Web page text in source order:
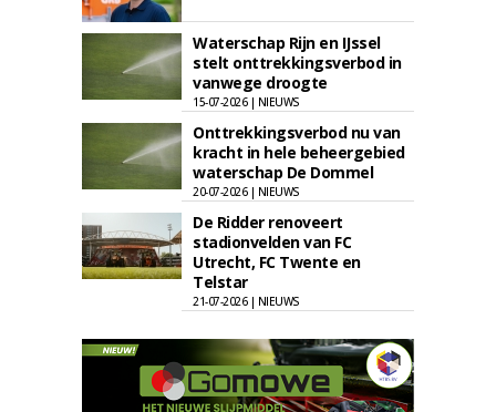
Waterschap Rijn en IJssel
stelt onttrekkingsverbod in
vanwege droogte
15-07-2026 | NIEUWS
Onttrekkingsverbod nu van
kracht in hele beheergebied
waterschap De Dommel
20-07-2026 | NIEUWS
De Ridder renoveert
stadionvelden van FC
Utrecht, FC Twente en
Telstar
21-07-2026 | NIEUWS